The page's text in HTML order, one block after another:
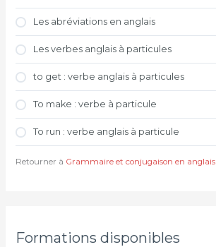
Les abréviations en anglais
Les verbes anglais à particules
to get : verbe anglais à particules
To make : verbe à particule
To run : verbe anglais à particule
Retourner à Grammaire et conjugaison en anglais
Formations disponibles